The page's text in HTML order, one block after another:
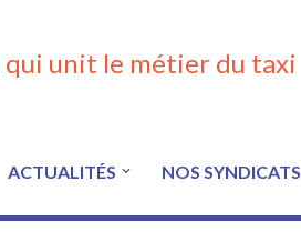
qui unit le métier du taxi
ACTUALITÉS NOS SYNDICATS